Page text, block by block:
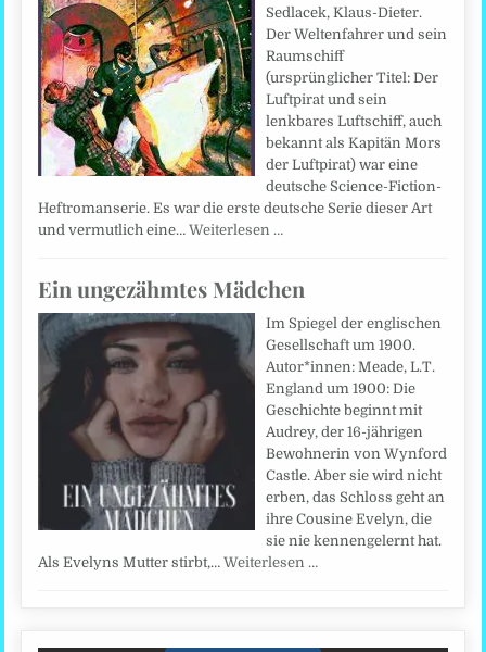
Sedlacek, Klaus-Dieter.
Der Weltenfahrer und sein
Raumschiff
(ursprünglicher Titel: Der
Luftpirat und sein
lenkbares Luftschiff, auch
bekannt als Kapitän Mors
der Luftpirat) war eine
deutsche Science-Fiction-
Heftromanserie. Es war die erste deutsche Serie dieser Art
und vermutlich eine…Weiterlesen …
Ein ungezähmtes Mädchen
Im Spiegel der englischen
Gesellschaft um 1900.
Autor*innen: Meade, L.T.
England um 1900: Die
Geschichte beginnt mit
Audrey, der 16-jährigen
Bewohnerin von Wynford
Castle. Aber sie wird nicht
erben, das Schloss geht an
ihre Cousine Evelyn, die
sie nie kennengelernt hat.
Als Evelyns Mutter stirbt,…Weiterlesen …